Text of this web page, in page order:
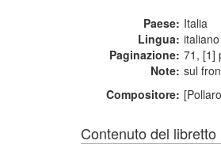
Paese: Italia
Lingua: italiano
Paginazione: 71, [1]
Note: sul
Compositore:
Contenuto del libretto